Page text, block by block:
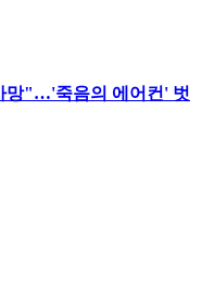
망"…'죽음의 에어컨' 벗